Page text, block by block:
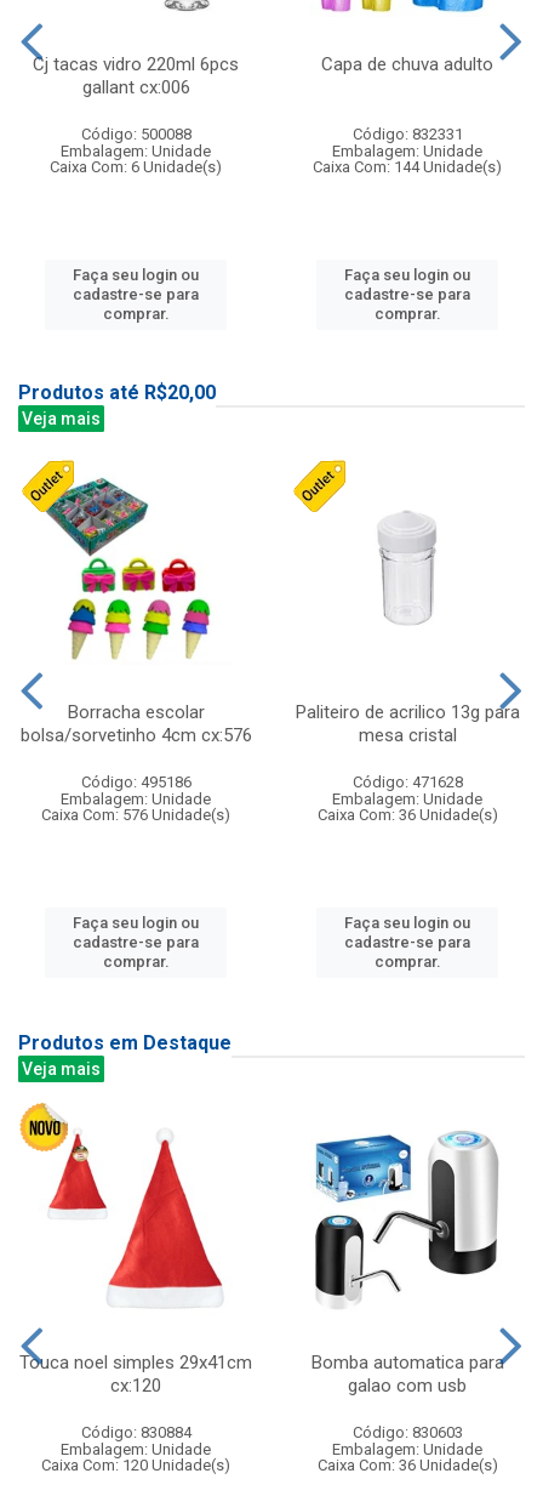
Cj tacas vidro 220ml 6pcs
gallant cx:006
Código: 500088
Embalagem: Unidade
Caixa Com: 6 Unidade(s)
Faça seu login ou
cadastre-se para
comprar.
Capa de chuva adulto
Código: 832331
Embalagem: Unidade
Caixa Com: 144 Unidade(s)
Faça seu login ou
cadastre-se para
comprar.
Produtos até R$20,00
Veja mais
Borracha escolar
bolsa/sorvetinho 4cm cx:576
Código: 495186
Embalagem: Unidade
Caixa Com: 576 Unidade(s)
Faça seu login ou
cadastre-se para
comprar.
Paliteiro de acrilico 13g para
mesa cristal
Código: 471628
Embalagem: Unidade
Caixa Com: 36 Unidade(s)
Faça seu login ou
cadastre-se para
comprar.
Produtos em Destaque
Veja mais
Touca noel simples 29x41cm
cx:120
Código: 830884
Embalagem: Unidade
Caixa Com: 120 Unidade(s)
Bomba automatica para
galao com usb
Código: 830603
Embalagem: Unidade
Caixa Com: 36 Unidade(s)